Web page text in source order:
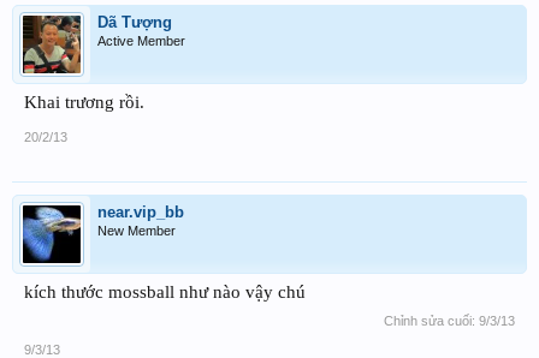
Dã Tượng
Active Member
Khai trương rồi.
20/2/13
near.vip_bb
New Member
kích thước mossball như nào vậy chú
Chỉnh sửa cuối: 9/3/13
9/3/13